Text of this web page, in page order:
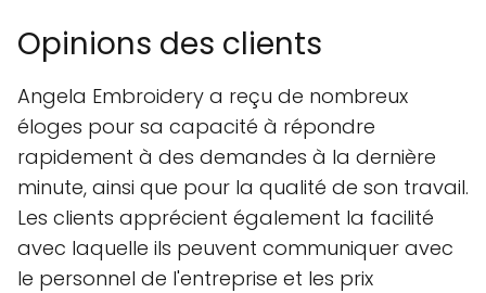
Opinions des clients
Angela Embroidery a reçu de nombreux
éloges pour sa capacité à répondre
rapidement à des demandes à la dernière
minute, ainsi que pour la qualité de son travail.
Les clients apprécient également la facilité
avec laquelle ils peuvent communiquer avec
le personnel de l'entreprise et les prix